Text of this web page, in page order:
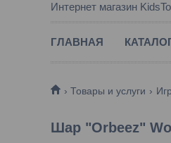
Интернет магазин
ГЛАВНАЯ
Товары и услуги
Шар "Orbeez"